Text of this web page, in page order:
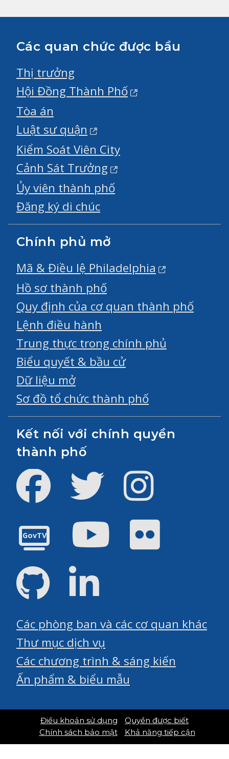
Các quan chức được bầu
Thị trưởng
Hội Đồng Thành Phố
Tòa án
Luật sư quận
Kiểm Soát Viên City
Cảnh Sát Trưởng
Ủy viên thành phố
Đăng ký di chúc
Chính phủ mở
Mã & Điều lệ Philadelphia
Hồ sơ thành phố
Quy định của cơ quan thành phố
Lệnh điều hành
Trung thực trong chính phủ
Biểu quyết & bầu cử
Dữ liệu mở
Sơ đồ tổ chức thành phố
Kết nối với chính quyền
thành phố
Facebook Twitter
GovTV
Youtube
GitHub
Các phòng ban và các cơ quan khác
Thư mục dịch vụ
Các chương trình & sáng kiến
Ấn phẩm & biểu mẫu
Điều khoản sử dụng
Quyền được biết
Chính sách bảo mật
Khả năng tiếp cận